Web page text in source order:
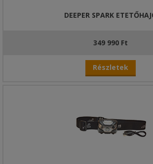
DEEPER SPARK
349 990 Ft
Részletek